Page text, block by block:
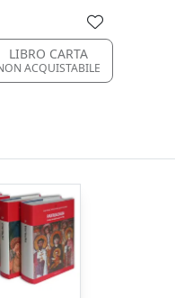
LIBRO CARTA
NON ACQUISTABILE